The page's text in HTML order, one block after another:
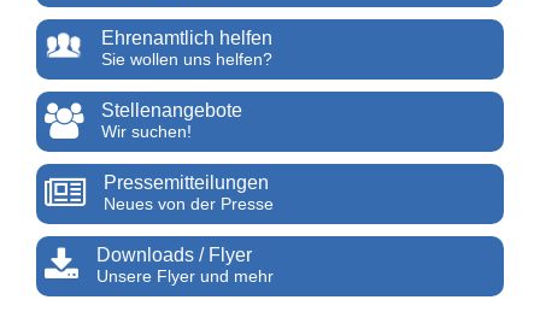
Ehrenamtlich helfen
Sie wollen uns helfen?
Stellenangebote
Wir suchen!
Pressemitteilungen
Neues von der Presse
Downloads / Flyer
Unsere Flyer und mehr